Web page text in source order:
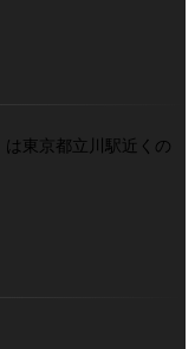
東京都立川駅近くの